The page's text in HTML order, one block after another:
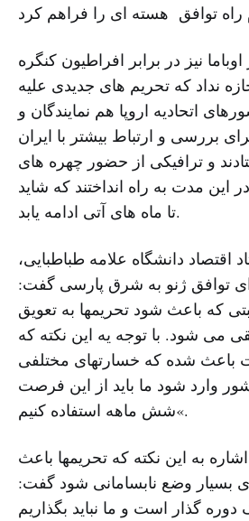
نیز در برابر افراطیون کنگره
نداد که تحریم ‌های جدیدی علیه
اتحادیه اروپا هم نمایندگان و
بررسی و ارتباط بیشتر با ایران
و ترافیکی از حضور چهره های
این مدت به راه انداختند که شاید
تا ماه های آتی ادامه یابد.
اقتصاد دانشگاه علامه طباطبایی،
توافق ژنو به شرق پارسی گفت:
که باعث شود تحریمها به تعویق
می شود. با توجه یه این نکته که
باعث شده که خسارتهای مختلفی
وارد شود ما باید از این فرصت
شش ماهه استفاده کنیم«.
به این نکته که تحریمها باعث
بسیار وضع نابسامانی شود گفت:
گذار است و ما نباید بگذاریم